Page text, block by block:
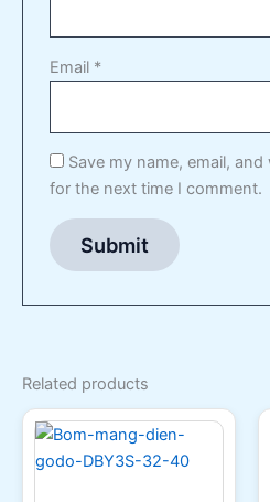
Email *
Save my name, email,
for the next time I comment.
Related products